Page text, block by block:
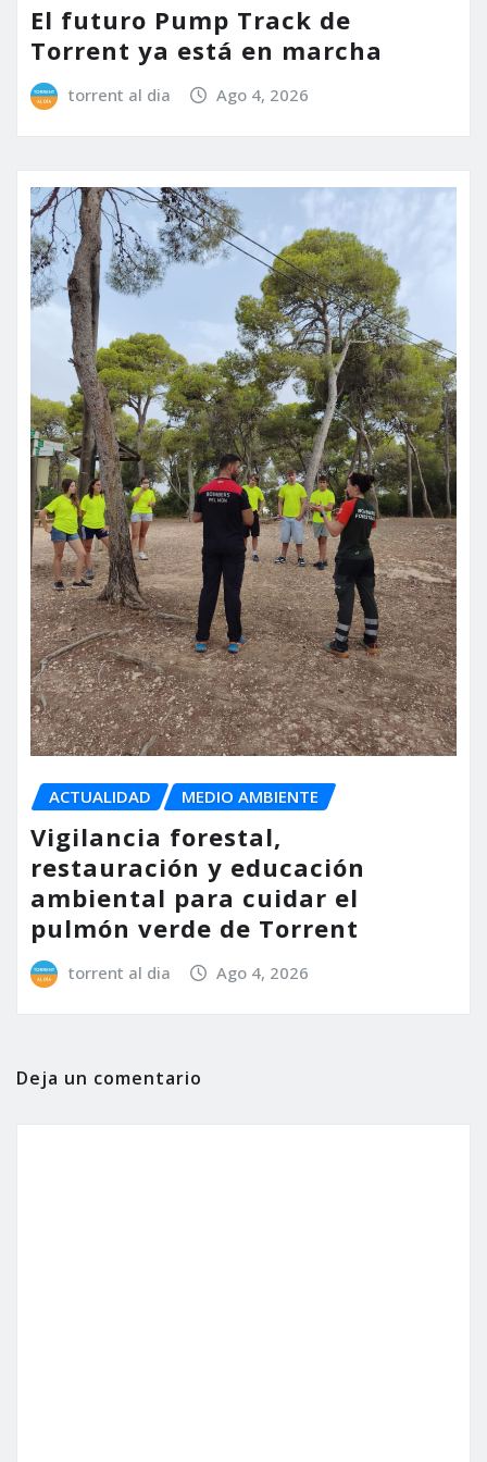
El futuro Pump Track de
Torrent ya está en marcha
torrent al dia Ago 4, 2026
ACTUALIDAD MEDIO AMBIENTE
Vigilancia forestal,
restauración y educación
ambiental para cuidar el
pulmón verde de Torrent
torrent al dia Ago 4, 2026
Deja un comentario